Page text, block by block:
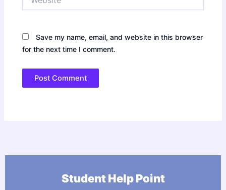
Save my name, email, and website in this browser
for the next time I comment.
Student Help Point